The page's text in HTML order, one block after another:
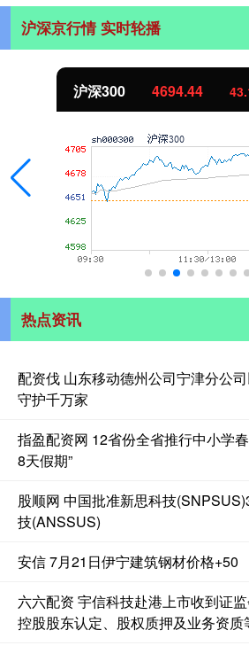
沪深京行情 实时轮播
北证50
热点资讯
配资伐 山东移动德州公司宁津分公
守护千万家
指盈配资网 12省份全省推行中小学
8天假期”
股顺网 中国批准新思科技
技(ANSSUS)
安信 7月21日伊宁建筑钢材价格+50
六六配资 宇信科技赴港上市收到证
控股股东认定、股权质押及业务资质